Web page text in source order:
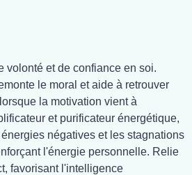
volonté et de confiance en soi.
le moral et aide à retrouver
la motivation vient à
et purificateur énergétique,
négatives et les stagnations
l'énergie personnelle. Relie
favorisant l'intelligence